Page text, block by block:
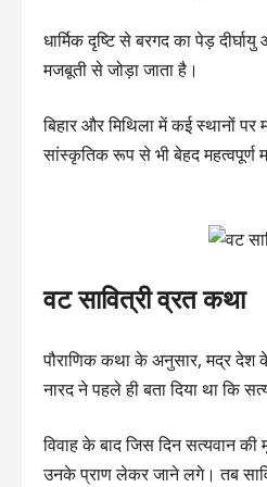
धार्मिक दृष्टि से बरगद का पेड़
मजबूती से जोड़ा जाता है।
बिहार और मिथिला में कई स्थानों
सांस्कृतिक रूप से भी बेहद महत्वपूर्ण
वट सावित्री व्रत कथा
पौराणिक कथा के अनुसार, मद्र देश के
नारद ने पहले ही बता दिया था कि
विवाह के बाद जिस दिन सत्यवान
उनके प्राण लेकर जाने लगे। तब